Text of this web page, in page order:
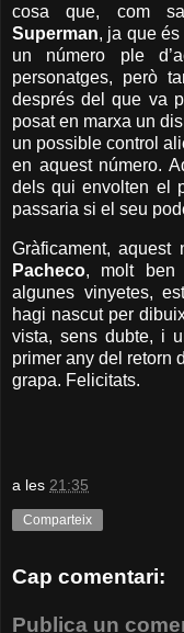
cosa que, com
Superman, ja que
un número ple
personatges, però
després del que va
posat en marxa un
un possible control
en aquest número.
dels qui envolten el
passaria si el seu
Gràficament, aquest
Pacheco, molt ben
algunes vinyetes,
hagi nascut per
vista, sens dubte, i
primer any del retorn
grapa. Felicitats.
a les 21:35
Comparteix
Cap comentari:
Publica un